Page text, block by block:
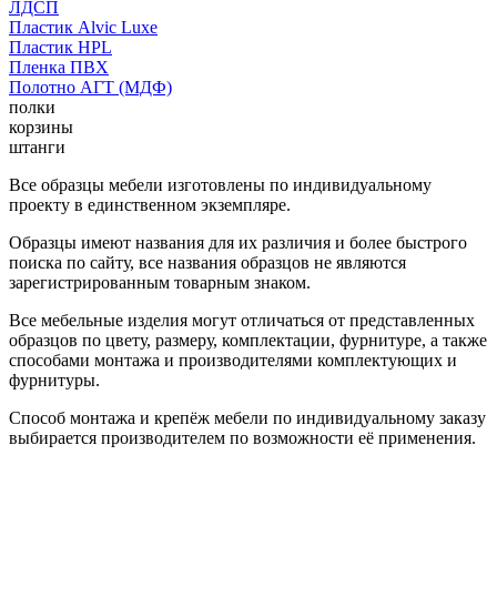
ЛДСП
Пластик Alvic Luxe
Пластик HPL
Пленка ПВХ
Полотно АГТ (МДФ)
полки
корзины
штанги
Все образцы мебели изготовлены по индивидуальному
проекту в единственном экземпляре.
Образцы имеют названия для их различия и более быстрого
поиска по сайту, все названия образцов не являются
зарегистрированным товарным знаком.
Все мебельные изделия могут отличаться от представленных
образцов по цвету, размеру, комплектации, фурнитуре, а также
способами монтажа и производителями комплектующих и
фурнитуры.
Способ монтажа и крепёж мебели по индивидуальному заказу
выбирается производителем по возможности её применения.